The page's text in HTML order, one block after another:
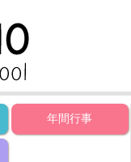
年間行事